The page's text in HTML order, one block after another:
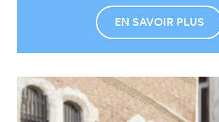
EN SAVOIR PLUS